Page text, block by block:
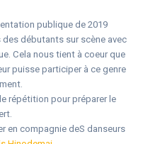
publique de 2019
débutants sur scène avec
Cela nous tient à coeur que
puisse participer à ce genre
répétition pour préparer le
en compagnie deS danseurs